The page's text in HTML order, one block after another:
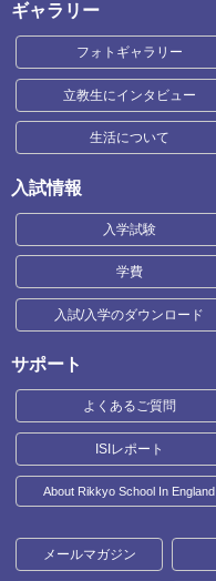
ギャラリー
フォトギャラリー
立教生にインタビュー
生活について
入試情報
入学試験
学費
入試/入学のダウンロード
サポート
よくあるご質問
ISIレポート
About Rikkyo School In England
メールマガジン